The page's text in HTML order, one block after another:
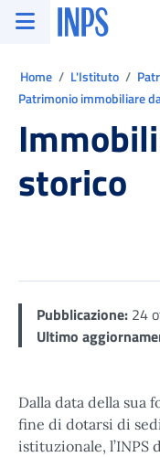
Vai al menu principale
Vai al contenuto principale
Vai al pie' di pagina
INPS ()
Home L'Istituto
Patrimonio immobiliare
storico
Pubblicazione: 24
Ultimo
Dalla data della sua
fine di dotarsi di
istituzionale, l’INPS